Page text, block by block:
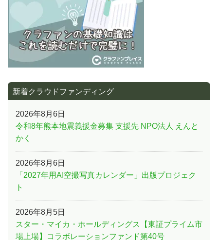
新着クラウドファンディング
2026年8月6日
令和8年熊本地震義援金募集 支援先 NPO法人 えんと
かく
2026年8月6日
「2027年用AI空撮写真カレンダー」出版プロジェク
ト
2026年8月5日
スター・マイカ・ホールディングス【東証プライム市
場上場】コラボレーションファンド第40号